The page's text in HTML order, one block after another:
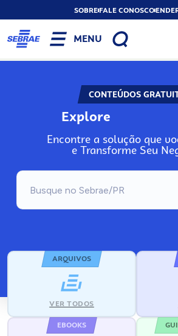
SOBREFALE CONOSCO
MENU
CONTEÚDOS
Explore
Encontre a solução que
e Transforme Seu
ARQUIVOS
VER TODOS
EBOOKS